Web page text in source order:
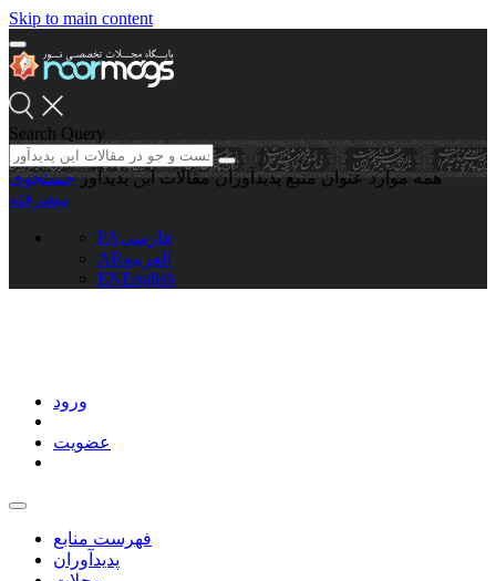
Skip to main content
Search Query
همه موارد عنوان منبع پدیدآوران مقالات این پدیدآور جستجوی
پیشرفته
FAفارسی
ARالعربیه
ENEnglish
ورود
عضویت
فهرست منابع
پدیدآوران